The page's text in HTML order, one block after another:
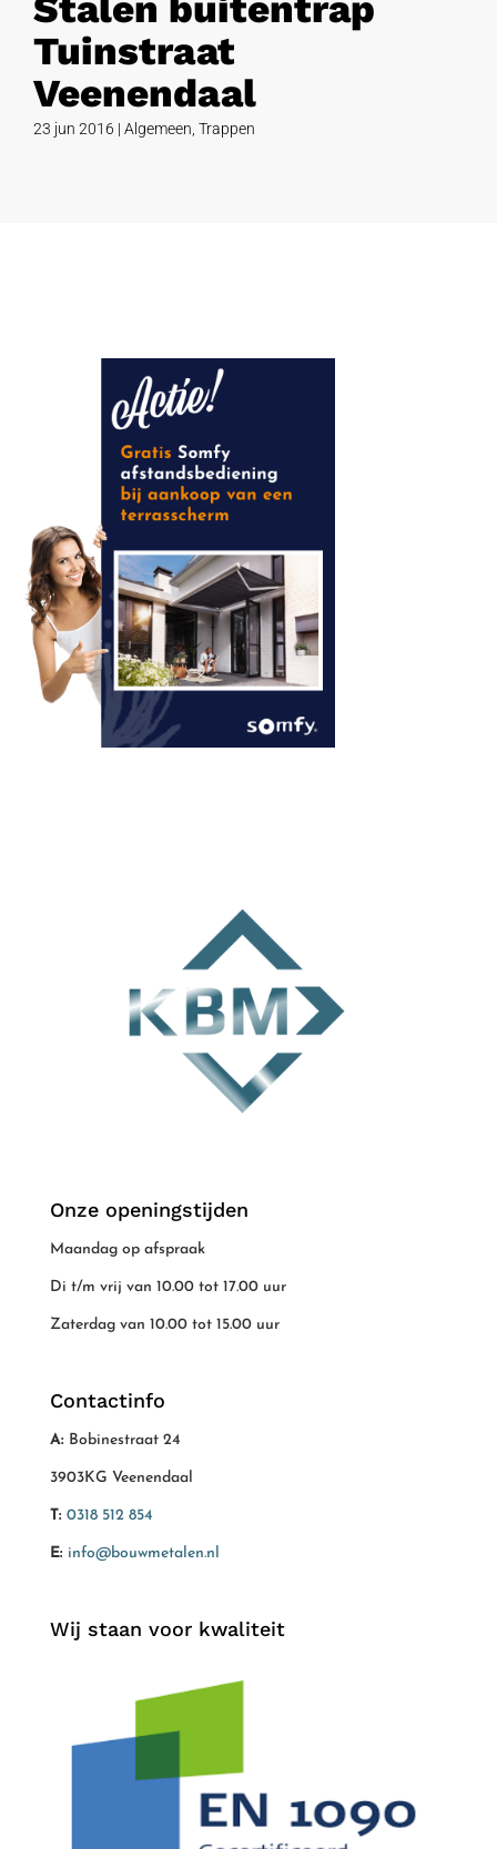
Tuinstraat
Veenendaal
23 jun 2016 | Algemeen Trappen
Onze openingstijden
Maandag op afspraak
Di t/m vrij van 10.00 tot 17.00 uur
Zaterdag van 10.00 tot 15.00 uur
Contactinfo
A: Bobinestraat 24
3903KG Veenendaal
T: 0318 512 854
E: info@bouwmetalen.nl
Wij staan voor kwaliteit